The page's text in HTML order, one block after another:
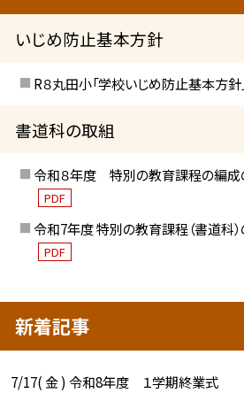
いじめ防止基本方針
R８丸田小「学校いじめ防止基本方針
書道科の取組
令和８年度 特別の教育課程の編成
PDF
令和7年度 特別の教育課程（書道科
PDF
新着記事
7/17( 金 ) 令和8年度 １学期終業式